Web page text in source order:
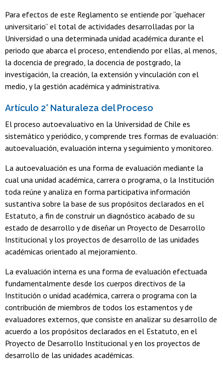
Para efectos de este Reglamento se entiende por “quehacer
universitario” el total de actividades desarrolladas por la
Universidad o una determinada unidad académica durante el
periodo que abarca el proceso, entendiendo por ellas, al menos,
la docencia de pregrado, la docencia de postgrado, la
investigación, la creación, la extensión y vinculación con el
medio, y la gestión académica y administrativa.
Artículo 2° Naturaleza del Proceso
El proceso autoevaluativo en la Universidad de Chile es
sistemático y periódico, y comprende tres formas de evaluación:
autoevaluación, evaluación interna y seguimiento y monitoreo.
La autoevaluación es una forma de evaluación mediante la
cual una unidad académica, carrera o programa, o la Institución
toda reúne y analiza en forma participativa información
sustantiva sobre la base de sus propósitos declarados en el
Estatuto, a fin de construir un diagnóstico acabado de su
estado de desarrollo y de diseñar un Proyecto de Desarrollo
Institucional y los proyectos de desarrollo de las unidades
académicas orientado al mejoramiento.
La evaluación interna es una forma de evaluación efectuada
fundamentalmente desde los cuerpos directivos de la
Institución o unidad académica, carrera o programa con la
contribución de miembros de todos los estamentos y de
evaluadores externos, que consiste en analizar su desarrollo de
acuerdo a los propósitos declarados en el Estatuto, en el
Proyecto de Desarrollo Institucional y en los proyectos de
desarrollo de las unidades académicas.